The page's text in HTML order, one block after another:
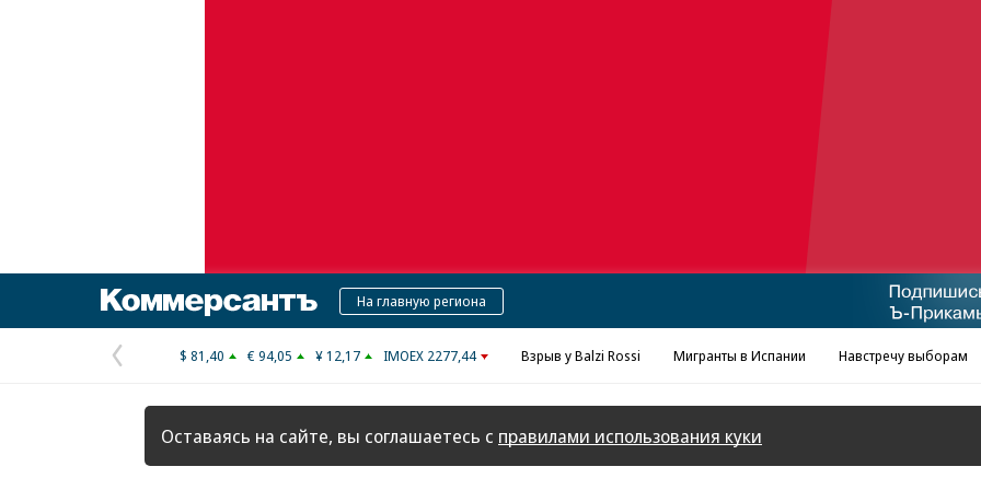
КоммерсантъНа главную региона
Предыдущая
страница
$ 81,40 € 94,05 ¥ 12,17 IMOEX 2277,44 Взрыв у Balzi Rossi Мигранты в Испании Навстречу выборам
Оставаясь на сайте, вы соглашаетесь с правилами использования куки